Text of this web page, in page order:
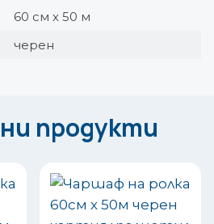
60 см х 50 м
черен
продукти